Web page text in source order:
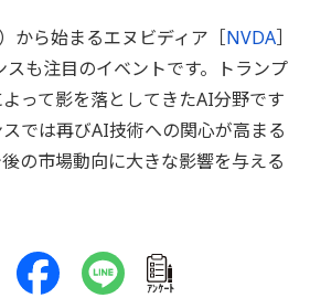
から始まるエヌビディア［NVDA］
スも注目のイベントです。トランプ
って影を落としてきたAI分野です
では再びAI技術への関心が高まる
の市場動向に大きな影響を与える
ｱﾝｹｰﾄ